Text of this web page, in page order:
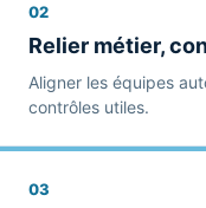
02
Relier métier,
Aligner les équipes
contrôles utiles.
03